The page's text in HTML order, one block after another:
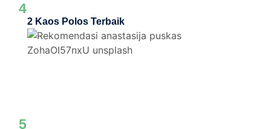
4
2 Kaos Polos Terbaik
5